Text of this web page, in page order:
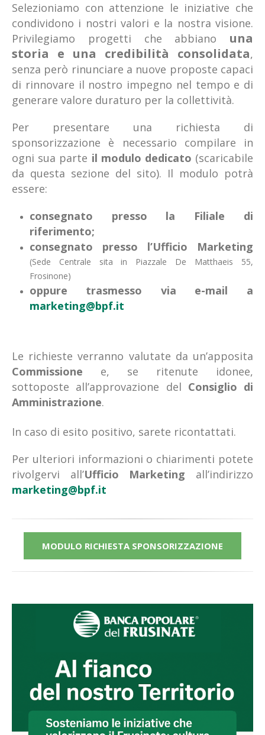
Selezioniamo con attenzione le iniziative che
condividono i nostri valori e la nostra visione.
Privilegiamo progetti che abbiano una
storia e una credibilità consolidata,
senza però rinunciare a nuove proposte capaci
di rinnovare il nostro impegno nel tempo e di
generare valore duraturo per la collettività.
Per presentare una richiesta di
sponsorizzazione è necessario compilare in
ogni sua parte il modulo dedicato (scaricabile
da questa sezione del sito). Il modulo potrà
essere:
consegnato presso la Filiale di
riferimento;
consegnato presso l’Ufficio Marketing
(Sede Centrale sita in Piazzale De Matthaeis 55,
Frosinone)
oppure trasmesso via e-mail a
marketing@bpf.it
Le richieste verranno valutate da un’apposita
Commissione e, se ritenute idonee,
sottoposte all’approvazione del Consiglio di
Amministrazione.
In caso di esito positivo, sarete ricontattati.
Per ulteriori informazioni o chiarimenti potete
rivolgervi all’Ufficio Marketing all’indirizzo
marketing@bpf.it
MODULO RICHIESTA SPONSORIZZAZIONE